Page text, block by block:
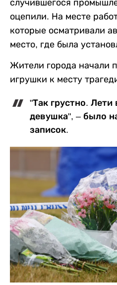
случившегося
оцепили. На месте
которые осматривали
место, где была
Жители города начали
игрушки к месту
"Так грустно.
девушка", – было
записок.